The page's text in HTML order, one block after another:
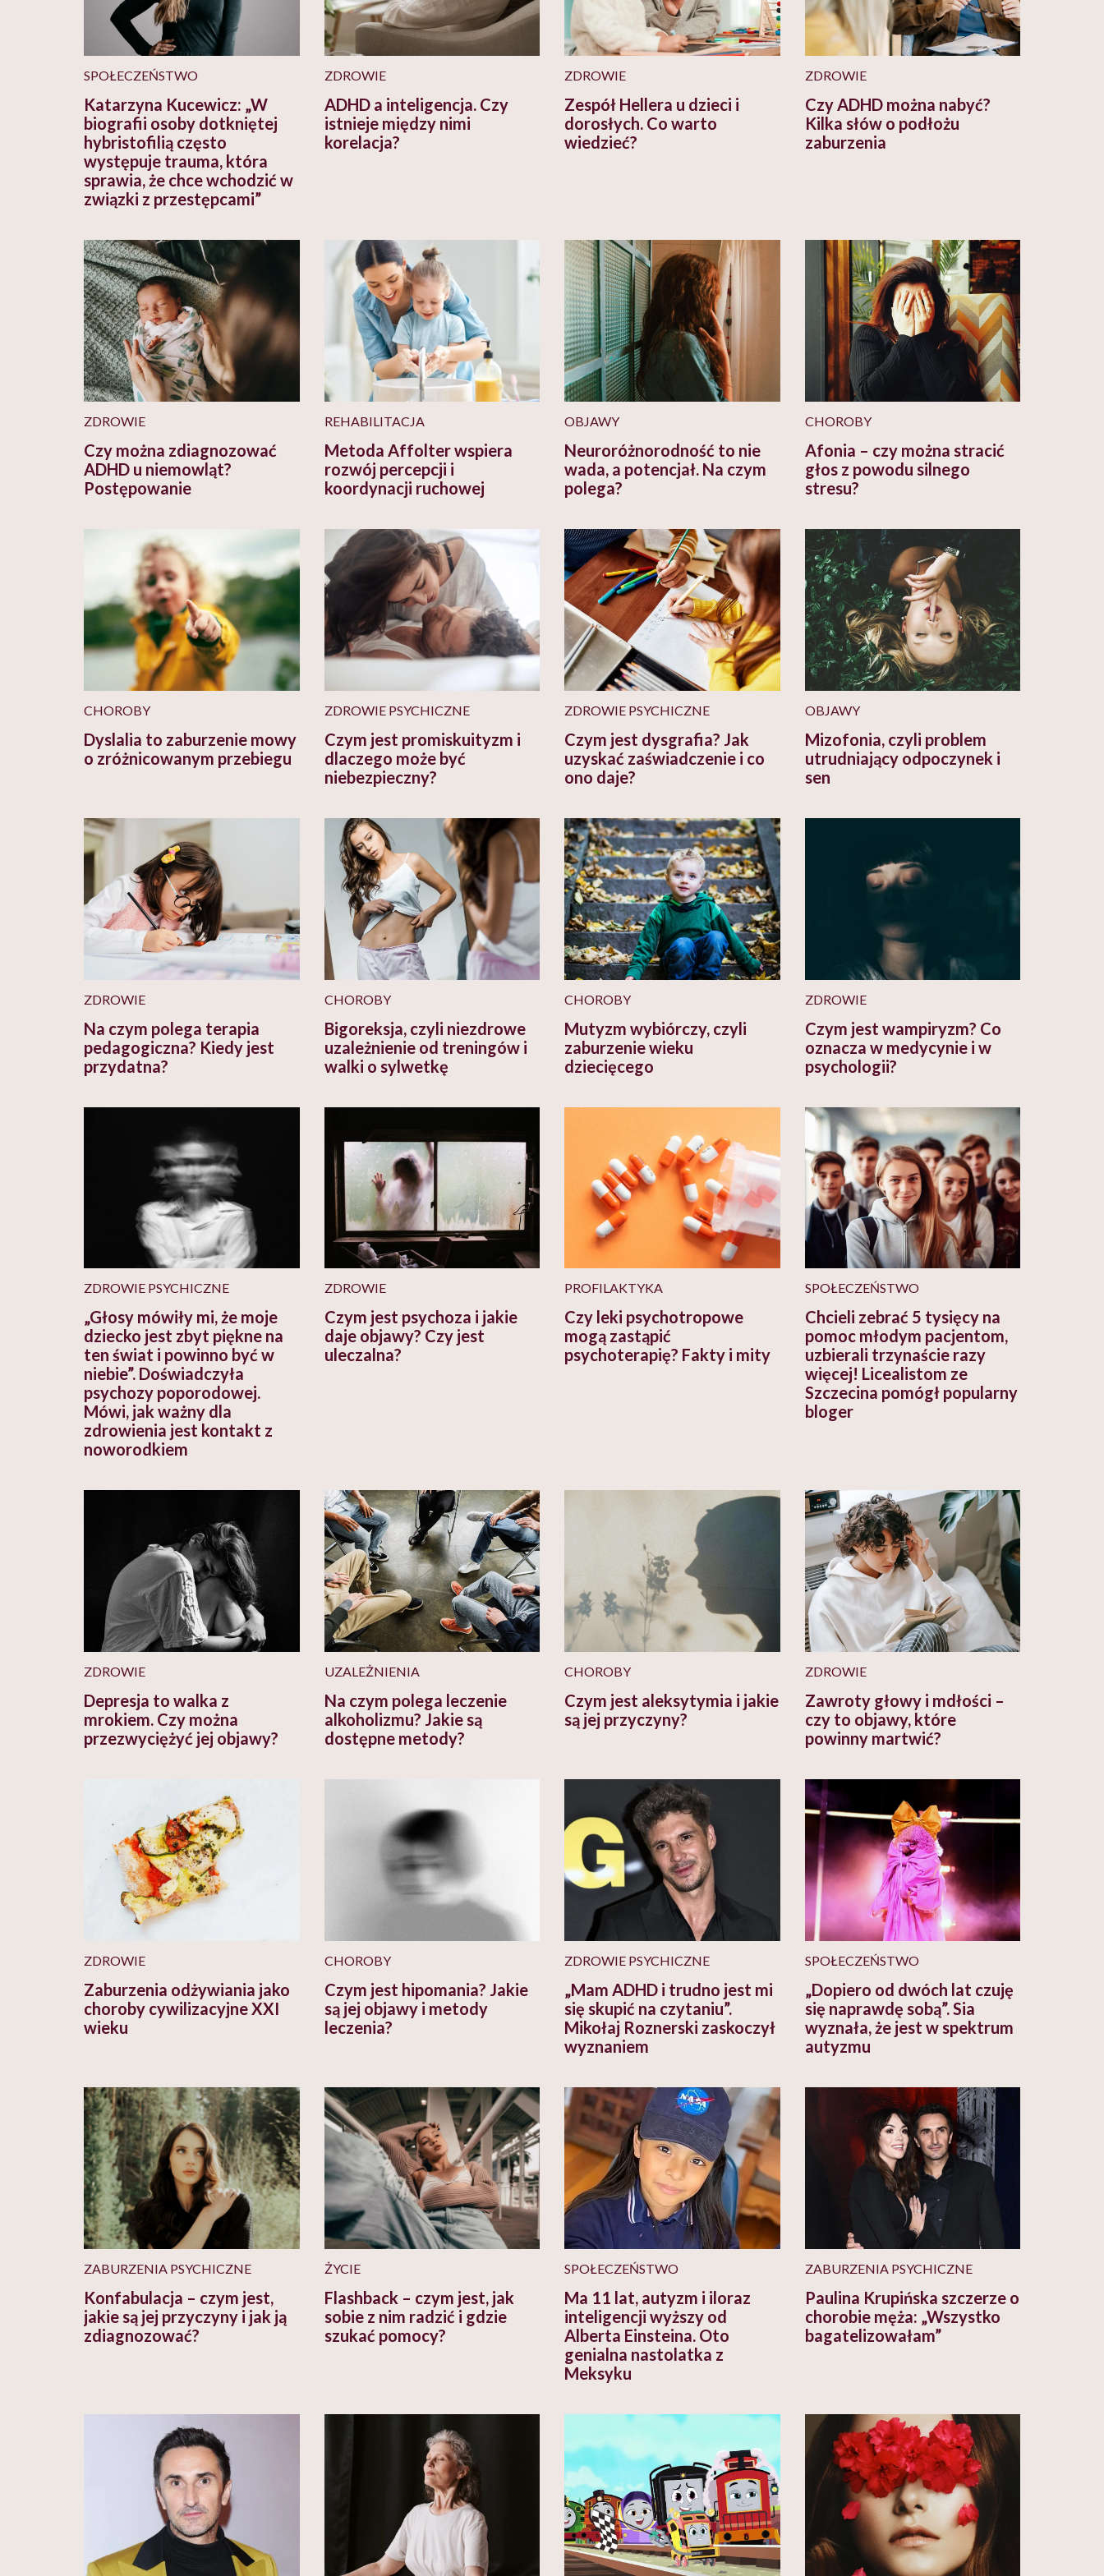
SPOŁECZEŃSTWO
Katarzyna Kucewicz: „W
biografii osoby dotkniętej
hybristofilią często
występuje trauma, która
sprawia, że chce wchodzić w
związki z przestępcami”
ZDROWIE
ADHD a inteligencja. Czy
istnieje między nimi
korelacja?
ZDROWIE
Zespół Hellera u dzieci i
dorosłych. Co warto
wiedzieć?
ZDROWIE
Czy ADHD można nabyć?
Kilka słów o podłożu
zaburzenia
ZDROWIE
Czy można zdiagnozować
ADHD u niemowląt?
Postępowanie
REHABILITACJA
Metoda Affolter wspiera
rozwój percepcji i
koordynacji ruchowej
OBJAWY
Neuroróżnorodność to nie
wada, a potencjał. Na czym
polega?
CHOROBY
Afonia – czy można stracić
głos z powodu silnego
stresu?
CHOROBY
Dyslalia to zaburzenie mowy
o zróżnicowanym przebiegu
ZDROWIE PSYCHICZNE
Czym jest promiskuityzm i
dlaczego może być
niebezpieczny?
ZDROWIE PSYCHICZNE
Czym jest dysgrafia? Jak
uzyskać zaświadczenie i co
ono daje?
OBJAWY
Mizofonia, czyli problem
utrudniający odpoczynek i
sen
ZDROWIE
Na czym polega terapia
pedagogiczna? Kiedy jest
przydatna?
CHOROBY
Bigoreksja, czyli niezdrowe
uzależnienie od treningów i
walki o sylwetkę
CHOROBY
Mutyzm wybiórczy, czyli
zaburzenie wieku
dziecięcego
ZDROWIE
Czym jest wampiryzm? Co
oznacza w medycynie i w
psychologii?
ZDROWIE PSYCHICZNE
„Głosy mówiły mi, że moje
dziecko jest zbyt piękne na
ten świat i powinno być w
niebie”. Doświadczyła
psychozy poporodowej.
Mówi, jak ważny dla
zdrowienia jest kontakt z
noworodkiem
ZDROWIE
Czym jest psychoza i jakie
daje objawy? Czy jest
uleczalna?
PROFILAKTYKA
Czy leki psychotropowe
mogą zastąpić
psychoterapię? Fakty i mity
SPOŁECZEŃSTWO
Chcieli zebrać 5 tysięcy na
pomoc młodym pacjentom,
uzbierali trzynaście razy
więcej! Licealistom ze
Szczecina pomógł popularny
bloger
ZDROWIE
Depresja to walka z
mrokiem. Czy można
przezwyciężyć jej objawy?
UZALEŻNIENIA
Na czym polega leczenie
alkoholizmu? Jakie są
dostępne metody?
CHOROBY
Czym jest aleksytymia i jakie
są jej przyczyny?
ZDROWIE
Zawroty głowy i mdłości –
czy to objawy, które
powinny martwić?
ZDROWIE
Zaburzenia odżywiania jako
choroby cywilizacyjne XXI
wieku
CHOROBY
Czym jest hipomania? Jakie
są jej objawy i metody
leczenia?
ZDROWIE PSYCHICZNE
„Mam ADHD i trudno jest mi
się skupić na czytaniu”.
Mikołaj Roznerski zaskoczył
wyznaniem
SPOŁECZEŃSTWO
„Dopiero od dwóch lat czuję
się naprawdę sobą”. Sia
wyznała, że jest w spektrum
autyzmu
ZABURZENIA PSYCHICZNE
Konfabulacja – czym jest,
jakie są jej przyczyny i jak ją
zdiagnozować?
ŻYCIE
Flashback – czym jest, jak
sobie z nim radzić i gdzie
szukać pomocy?
SPOŁECZEŃSTWO
Ma 11 lat, autyzm i iloraz
inteligencji wyższy od
Alberta Einsteina. Oto
genialna nastolatka z
Meksyku
ZABURZENIA PSYCHICZNE
Paulina Krupińska szczerze o
chorobie męża: „Wszystko
bagatelizowałam”